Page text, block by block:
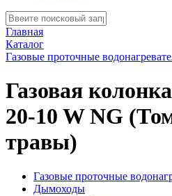
Главная
Каталог
Газовые проточные
Газовая
20-10 W NG
травы)
Газовые проточные
Дымоходы